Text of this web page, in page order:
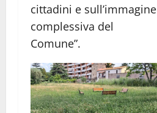
cittadini e sull’immagine
complessiva del
Comune”.